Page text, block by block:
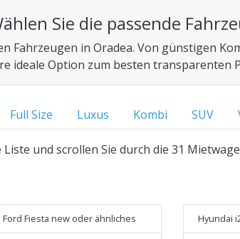
Sie die passende
Fahrzeugen in Oradea. Von günstigen
ideale Option zum besten transparenten
Full Size Luxus Kombi SUV
Liste und scrollen Sie durch die 31
Ford Fiesta new oder ähnliches Hyundai